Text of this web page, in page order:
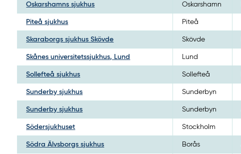
Oskarshamns sjukhus Oskarshamn
Piteå sjukhus Piteå
Skaraborgs sjukhus Skövde Skövde
Skånes universitetssjukhus, Lund Lund
Sollefteå sjukhus Sollefteå
Sunderby sjukhus Sunderbyn
Sunderby sjukhus Sunderbyn
Södersjukhuset Stockholm
Södra Älvsborgs sjukhus Borås